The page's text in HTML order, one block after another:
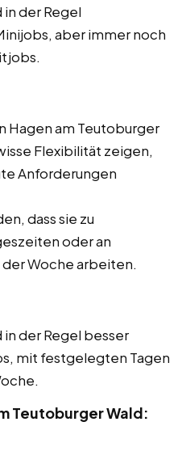
der Regel
aber immer noch
am Teutoburger
Flexibilität zeigen,
Anforderungen
dass sie zu
oder an
Woche arbeiten.
der Regel besser
mit festgelegten Tagen
Teutoburger Wald: